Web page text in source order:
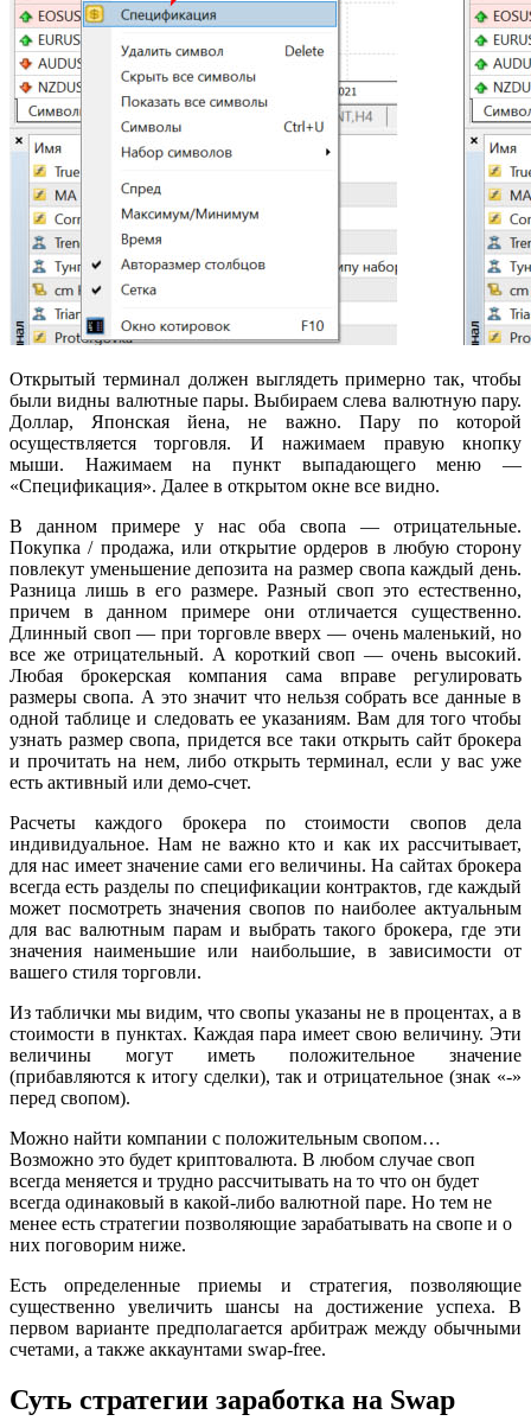
Открытый терминал должен выглядеть примерно так, чтобы
были видны валютные пары. Выбираем слева валютную пару.
Доллар, Японская йена, не важно. Пару по которой
осуществляется торговля. И нажимаем правую кнопку
мыши. Нажимаем на пункт выпадающего меню —
«Спецификация». Далее в открытом окне все видно.
В данном примере у нас оба свопа — отрицательные.
Покупка / продажа, или открытие ордеров в любую сторону
повлекут уменьшение депозита на размер свопа каждый день.
Разница лишь в его размере. Разный своп это естественно,
причем в данном примере они отличается существенно.
Длинный своп — при торговле вверх — очень маленький, но
все же отрицательный. А короткий своп — очень высокий.
Любая брокерская компания сама вправе регулировать
размеры свопа. А это значит что нельзя собрать все данные в
одной таблице и следовать ее указаниям. Вам для того чтобы
узнать размер свопа, придется все таки открыть сайт брокера
и прочитать на нем, либо открыть терминал, если у вас уже
есть активный или демо-счет.
Расчеты каждого брокера по стоимости свопов дела
индивидуальное. Нам не важно кто и как их рассчитывает,
для нас имеет значение сами его величины. На сайтах брокера
всегда есть разделы по спецификации контрактов, где каждый
может посмотреть значения свопов по наиболее актуальным
для вас валютным парам и выбрать такого брокера, где эти
значения наименьшие или наибольшие, в зависимости от
вашего стиля торговли.
Из таблички мы видим, что свопы указаны не в процентах, а в
стоимости в пунктах. Каждая пара имеет свою величину. Эти
величины могут иметь положительное значение
(прибавляются к итогу сделки), так и отрицательное (знак «-»
перед свопом).
Можно найти компании с положительным свопом…
Возможно это будет криптовалюта. В любом случае своп
всегда меняется и трудно рассчитывать на то что он будет
всегда одинаковый в какой-либо валютной паре. Но тем не
менее есть стратегии позволяющие зарабатывать на свопе и о
них поговорим ниже.
Есть определенные приемы и стратегия, позволяющие
существенно увеличить шансы на достижение успеха. В
первом варианте предполагается арбитраж между обычными
счетами, а также аккаунтами swap-free.
Суть стратегии заработка на Swap